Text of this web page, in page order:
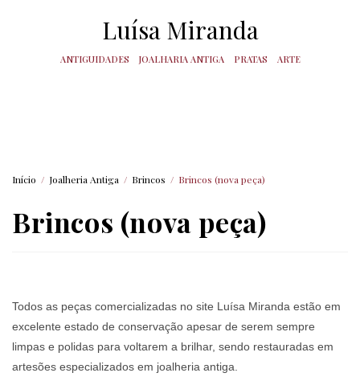
Luísa Miranda
ANTIGUIDADES JOALHARIA ANTIGA PRATAS ARTE
Início / Joalheria Antiga / Brincos / Brincos (nova peça)
Brincos (nova peça)
Todos as peças comercializadas no site Luísa Miranda estão em
excelente estado de conservação apesar de serem sempre
limpas e polidas para voltarem a brilhar, sendo restauradas em
artesões especializados em joalheria antiga.